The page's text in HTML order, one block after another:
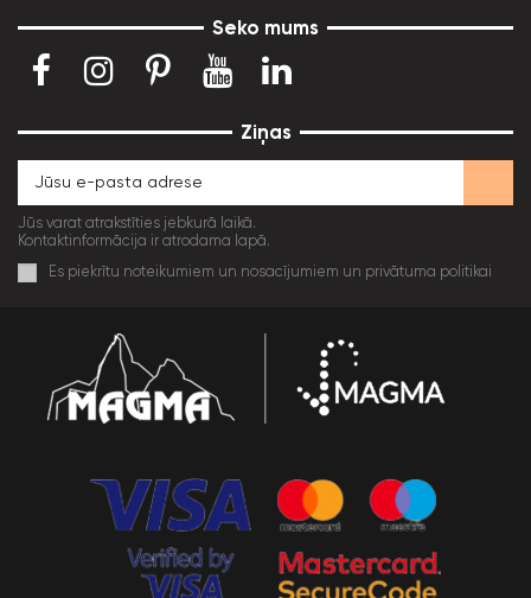
Seko mums
Ziņas
Jūs varat atrakstīties jebkurā laikā.
Kontaktinformācija ir atrodama lapā.
Es piekrītu noteikumiem un nosacījumiem un privātuma politikai